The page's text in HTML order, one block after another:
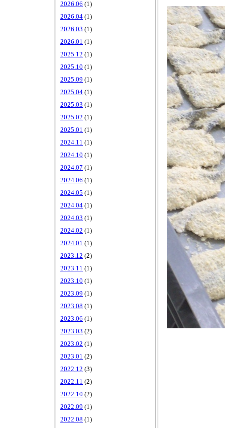
2026.06 (1)
2026.04 (1)
2026.03 (1)
2026.01 (1)
2025.12 (1)
2025.10 (1)
2025.09 (1)
2025.04 (1)
2025.03 (1)
2025.02 (1)
2025.01 (1)
2024.11 (1)
2024.10 (1)
2024.07 (1)
2024.06 (1)
2024.05 (1)
2024.04 (1)
2024.03 (1)
2024.02 (1)
2024.01 (1)
2023.12 (2)
2023.11 (1)
2023.10 (1)
2023.09 (1)
2023.08 (1)
2023.06 (1)
2023.03 (2)
2023.02 (1)
2023.01 (2)
2022.12 (3)
2022.11 (2)
2022.10 (2)
2022.09 (1)
2022.08 (1)